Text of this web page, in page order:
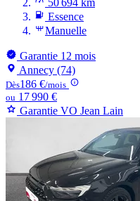
50 694 km
Essence
Manuelle
Garantie 12 mois
Annecy (74)
Dès186 €/mois
ou 17 990 €
Garantie VO Jean Lain